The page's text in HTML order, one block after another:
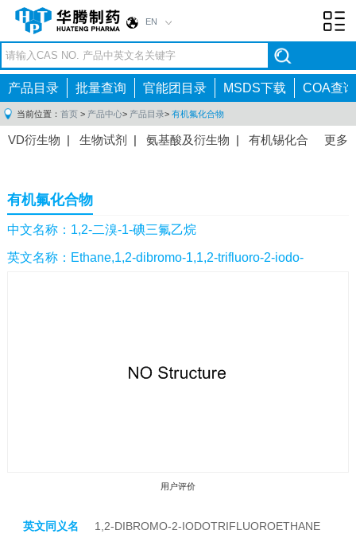
EN
产品目录 批量查询 官能团目录 MSDS下载 COA查询
当前位置： 首页 > 产品中心> 产品目录> 有机氟化合物
更多
VD衍生物 | 生物试剂 | 氨基酸及衍生物 | 有机锡化合
间体|抗高血压药物中间体
感染药物中间体|
体 |抗精神病药物中间体|抗炎药物中间体
药中间体|其他原料药中间体|
有机氟化合物
中文名称：1,2-二溴-1-碘三氟乙烷
英文名称：Ethane,1,2-dibromo-1,1,2-trifluoro-2-iodo-
用户评价
英文同义名
1,2-DIBROMO-2-IODOTRIFLUOROETHANE